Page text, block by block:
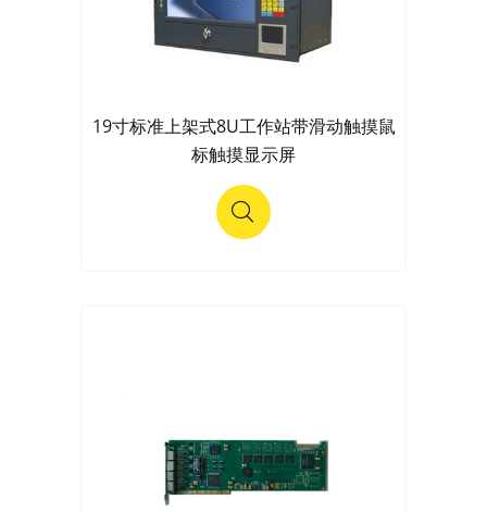
19寸标准上架式8U工作站带滑动触摸鼠
标触摸显示屏